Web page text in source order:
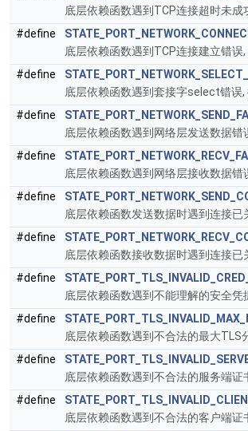
底层依赖函数遇到TCP连接超时未成
#define
底层依赖函数遇到TCP连接建立错误,
#define
底层依赖函数遇到套接字select错误,
#define
底层依赖函数遇到网络层发送数据错
#define
底层依赖函数遇到网络层接收数据错
#define
底层依赖函数发送数据时遇到连接已
#define
底层依赖函数接收数据时遇到连接已
#define
底层依赖函数遇到不能理解的安全凭
#define
底层依赖函数遇到不合法的最大TLS
#define
底层依赖函数遇到不合法的服务端证
#define
底层依赖函数遇到不合法的客户端证